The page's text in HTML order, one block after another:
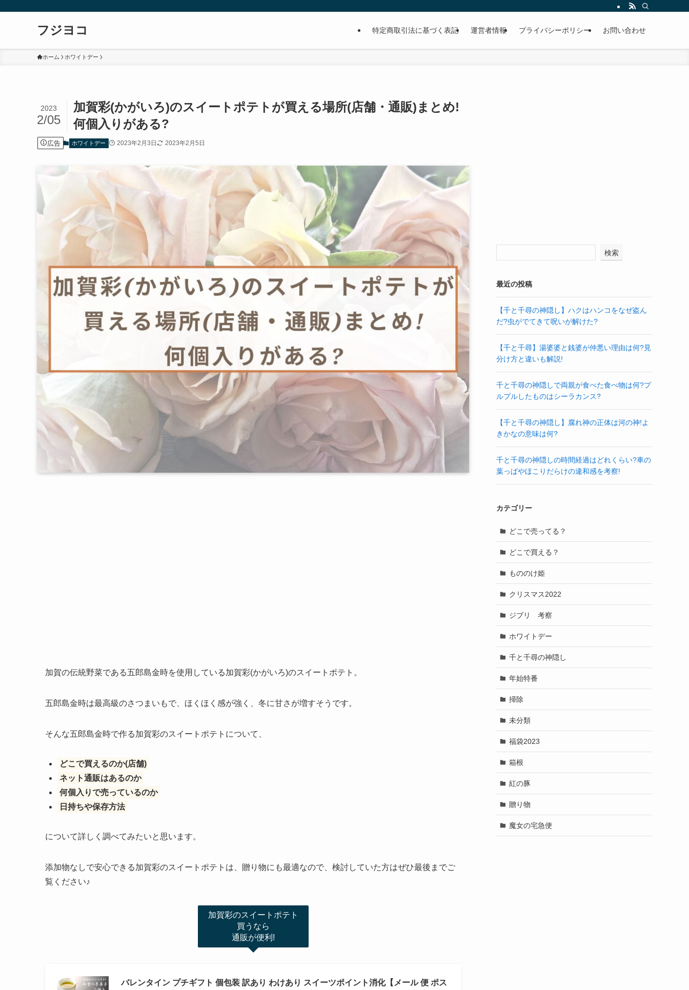
フジヨコ 特定商取引法に基づく表記 運営者情報 プライバシーポリシー お問い合わせ
ホーム ホワイトデー
加賀彩(かがいろ)のスイートポテトが買える場所(店舗・通販)まとめ!
何個入りがある?
2023
2/05
広告 ホワイトデー 2023年2月3日 2023年2月5日
加賀の伝統野菜である五郎島金時を使用している加賀彩(かがいろ)のスイートポテト。
五郎島金時は最高級のさつまいもで、ほくほく感が強く、冬に甘さが増すそうです。
そんな五郎島金時で作る加賀彩のスイートポテトについて、
どこで買えるのか(店舗)
ネット通販はあるのか
何個入りで売っているのか
日持ちや保存方法
について詳しく調べてみたいと思います。
添加物なしで安心できる加賀彩のスイートポテトは、贈り物にも最適なので、検討していた方はぜひ最後までご
覧ください♪
加賀彩のスイートポテト
買うなら
通販が便利!
バレンタイン プチギフト 個包装 訳あり わけあり スイーツポイント消化【メール 便 ポス
検索
最近の投稿
【千と千尋の神隠し】ハクはハンコをなぜ盗ん
だ?虫がでてきて呪いが解けた?
【千と千尋】湯婆婆と銭婆が仲悪い理由は何?見
分け方と違いも解説!
千と千尋の神隠しで両親が食べた食べ物は何?プ
ルプルしたものはシーラカンス?
【千と千尋の神隠し】腐れ神の正体は河の神!よ
きかなの意味は何?
千と千尋の神隠しの時間経過はどれくらい?車の
葉っぱやほこりだらけの違和感を考察!
カテゴリー
どこで売ってる？
どこで買える？
もののけ姫
クリスマス2022
ジブリ 考察
ホワイトデー
千と千尋の神隠し
年始特番
掃除
未分類
福袋2023
箱根
紅の豚
贈り物
魔女の宅急便